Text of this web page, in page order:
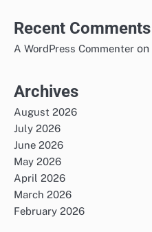
Recent Comments
A WordPress Commenter on
Archives
August 2026
July 2026
June 2026
May 2026
April 2026
March 2026
February 2026